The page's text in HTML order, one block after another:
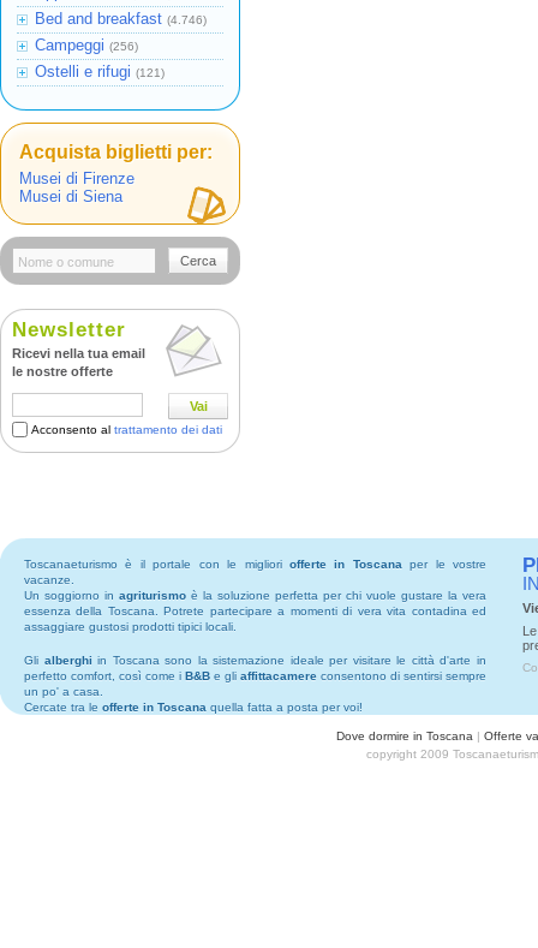
Bed and breakfast (4.746)
Campeggi (256)
Ostelli e rifugi (121)
Acquista biglietti per:
Musei di Firenze
Musei di Siena
Cerca
Newsletter
Ricevi nella tua email
le nostre offerte
Vai
Acconsento al trattamento dei dati
Toscanaeturismo è il portale con le migliori offerte in Toscana per le vostre
vacanze.
Un soggiorno in agriturismo è la soluzione perfetta per chi vuole gustare la vera
essenza della Toscana. Potrete partecipare a momenti di vera vita contadina ed
assaggiare gustosi prodotti tipici locali.
Gli alberghi in Toscana sono la sistemazione ideale per visitare le città d'arte in
perfetto comfort, così come i B&B e gli affittacamere consentono di sentirsi sempre
un po' a casa.
Cercate tra le offerte in Toscana quella fatta a posta per voi!
Dove dormire in Toscana | Offerte
copyright 2009